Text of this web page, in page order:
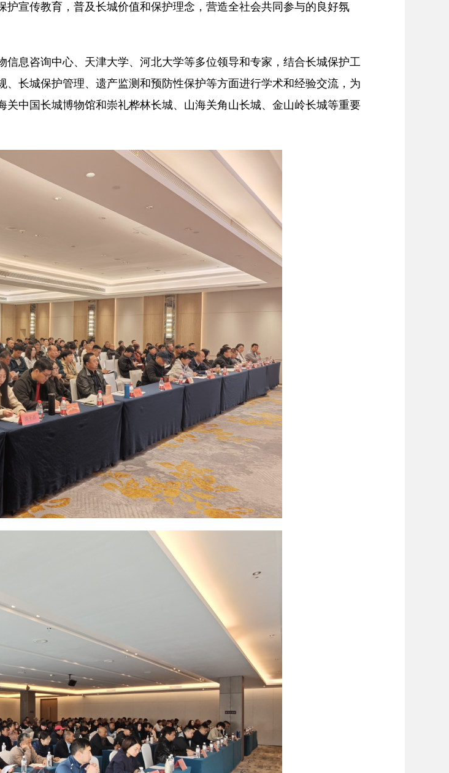
宣传教育，普及长城价值和保护理念，营造全社会共同参与的良好氛
息咨询中心、天津大学、河北大学等多位领导和专家，结合长城保护工
长城保护管理、遗产监测和预防性保护等方面进行学术和经验交流，为
中国长城博物馆和崇礼桦林长城、山海关角山长城、金山岭长城等重要